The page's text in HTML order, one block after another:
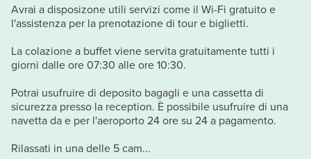
Avrai a disposizone utili servizi come il Wi-Fi gratuito e
l'assistenza per la prenotazione di tour e biglietti.
La colazione a buffet viene servita gratuitamente tutti i
giorni dalle ore 07:30 alle ore 10:30.
Potrai usufruire di deposito bagagli e una cassetta di
sicurezza presso la reception. È possibile usufruire di una
navetta da e per l'aeroporto 24 ore su 24 a pagamento.
Rilassati in una delle 5 cam...